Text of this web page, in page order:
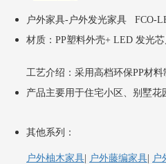
户外家具-户外发光家具 FCO-
材质：PP塑料外壳+ LED 发光
工艺介绍：采用高档环保PP材
产品主要用于住宅小区、别墅
其他系列：
户外柚木家具 户外藤编家具 户